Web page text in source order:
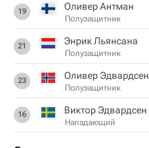
19 Оливер Антман
Полузащитник
21 Энрик Льянсана
Полузащитник
23 Оливер Эдвардсен
Полузащитник
16 Виктор Эдвардсен
Нападающий